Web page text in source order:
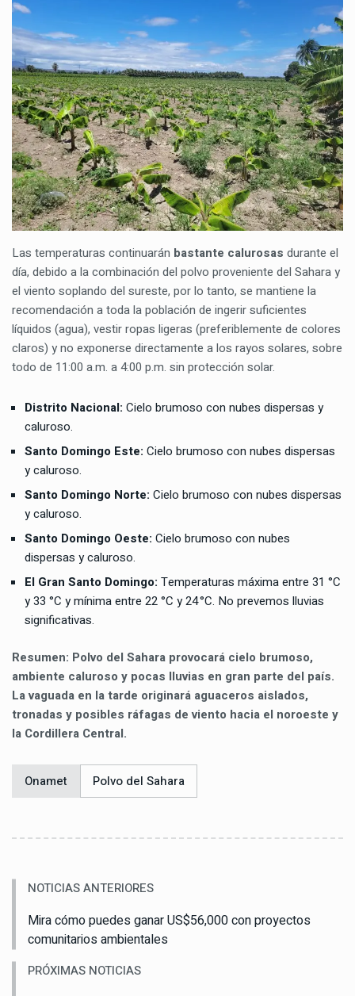
Las temperaturas continuarán bastante calurosas durante el
día, debido a la combinación del polvo proveniente del Sahara y
el viento soplando del sureste, por lo tanto, se mantiene la
recomendación a toda la población de ingerir suficientes
líquidos (agua), vestir ropas ligeras (preferiblemente de colores
claros) y no exponerse directamente a los rayos solares, sobre
todo de 11:00 a.m. a 4:00 p.m. sin protección solar.
Distrito Nacional: Cielo brumoso con nubes dispersas y
caluroso.
Santo Domingo Este: Cielo brumoso con nubes dispersas
y caluroso.
Santo Domingo Norte: Cielo brumoso con nubes dispersas
y caluroso.
Santo Domingo Oeste: Cielo brumoso con nubes
dispersas y caluroso.
El Gran Santo Domingo: Temperaturas máxima entre 31 °C
y 33 °C y mínima entre 22 °C y 24 °C. No prevemos lluvias
significativas.
Resumen: Polvo del Sahara provocará cielo brumoso,
ambiente caluroso y pocas lluvias en gran parte del país.
La vaguada en la tarde originará aguaceros aislados,
tronadas y posibles ráfagas de viento hacia el noroeste y
la Cordillera Central.
Onamet Polvo del Sahara
NOTICIAS ANTERIORES
Mira cómo puedes ganar US$56,000 con proyectos
comunitarios ambientales
PRÓXIMAS NOTICIAS